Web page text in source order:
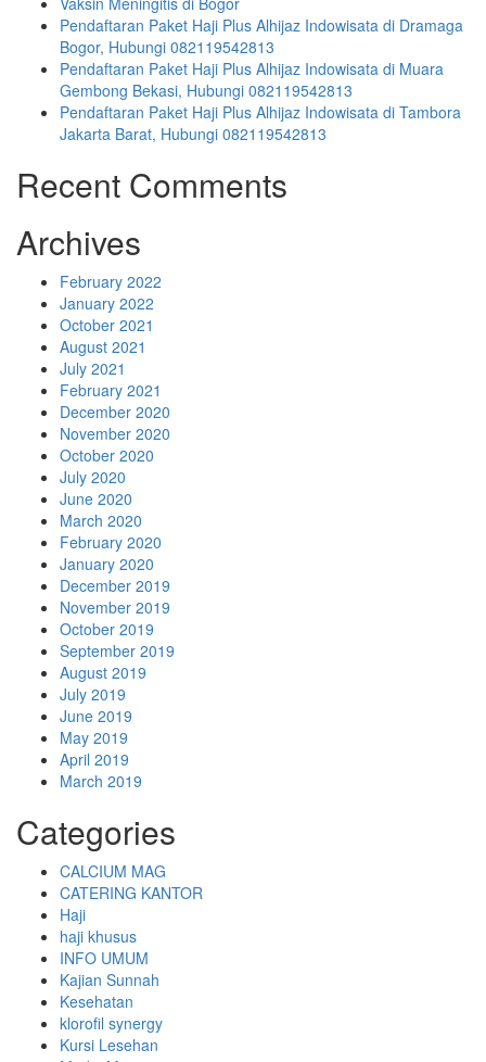
Pendaftaran Paket Haji Plus Alhijaz Indowisata di Dramaga
Bogor, Hubungi 082119542813
Pendaftaran Paket Haji Plus Alhijaz Indowisata di Muara
Gembong Bekasi, Hubungi 082119542813
Pendaftaran Paket Haji Plus Alhijaz Indowisata di Tambora
Jakarta Barat, Hubungi 082119542813
Recent Comments
Archives
February 2022
January 2022
October 2021
August 2021
July 2021
February 2021
December 2020
November 2020
October 2020
July 2020
June 2020
March 2020
February 2020
January 2020
December 2019
November 2019
October 2019
September 2019
August 2019
July 2019
June 2019
May 2019
April 2019
March 2019
Categories
CALCIUM MAG
CATERING KANTOR
Haji
haji khusus
INFO UMUM
Kajian Sunnah
Kesehatan
klorofil synergy
Kursi Lesehan